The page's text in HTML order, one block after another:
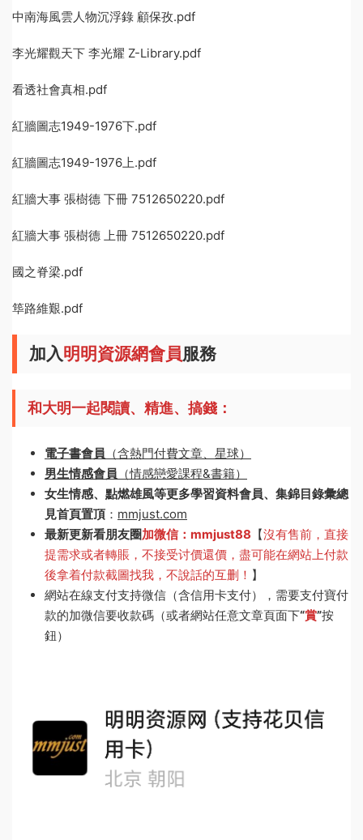
中南海風雲人物沉浮錄 顧保孜.pdf
李光耀觀天下 李光耀 Z-Library.pdf
看透社會真相.pdf
紅牆圖志1949-1976下.pdf
紅牆圖志1949-1976上.pdf
紅牆大事 張樹德 下冊 7512650220.pdf
紅牆大事 張樹德 上冊 7512650220.pdf
國之脊梁.pdf
筚路維艱.pdf
加入明明資源網會員服務
和大明一起閱讀、精進、搞錢：
電子書會員 （含熱門付費文章、星球）
男生情感會員 （情感戀愛課程&書籍）
女生情感、點燃雄風等更多學習資料會員、集錦目錄彙總
見首頁置頂 ： mmjust.com
最新更新看朋友圈加微信：mmjust88 【沒有售前，直接
提需求或者轉賬，不接受讨價還價，盡可能在網站上付款
後拿着付款截圖找我，不說話的互删！ 】
網站在線支付支持微信（含信用卡支付），需要支付寶付
款的加微信要收款碼（或者網站任意文章頁面下“賞”按
鈕）